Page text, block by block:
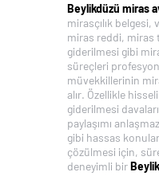
Beylikdüzü miras
mirasçılık
miras reddi, miras
giderilmesi gibi
süreçleri
müvekkillerinin
alır. Özellikle
giderilmesi
paylaşımı
gibi hassas
çözülmesi için,
deneyimli bir